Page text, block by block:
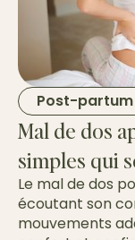
Post-partum
Mal de dos
simples qui
Le mal de dos
écoutant son
mouvements